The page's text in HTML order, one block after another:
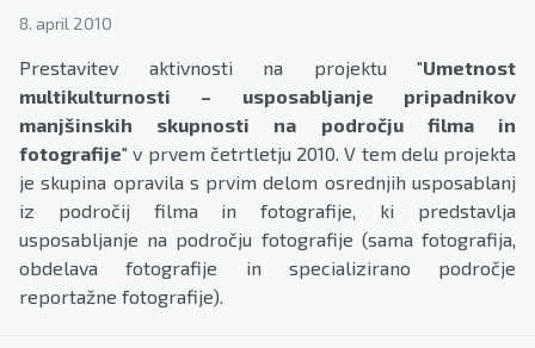
8. april 2010
Prestavitev aktivnosti na projektu "Umetnost
multikulturnosti – usposabljanje pripadnikov
manjšinskih skupnosti na področju filma in
fotografije" v prvem četrtletju 2010. V tem delu projekta
je skupina opravila s prvim delom osrednjih usposablanj
iz področij filma in fotografije, ki predstavlja
usposabljanje na področju fotografije (sama fotografija,
obdelava fotografije in specializirano področje
reportažne fotografije).